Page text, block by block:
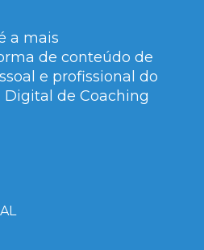
a mais
de conteúdo de
e profissional do
Digital de Coaching